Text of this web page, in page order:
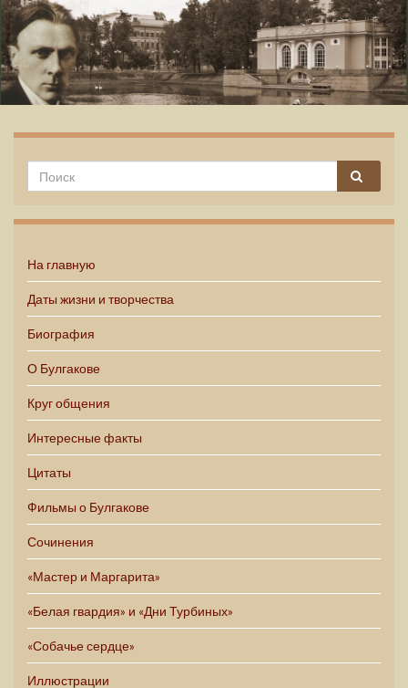
На главную
Даты жизни и творчества
Биография
О Булгакове
Круг общения
Интересные факты
Цитаты
Фильмы о Булгакове
Сочинения
«Мастер и Маргарита»
«Белая гвардия» и «Дни Турбиных»
«Собачье сердце»
Иллюстрации